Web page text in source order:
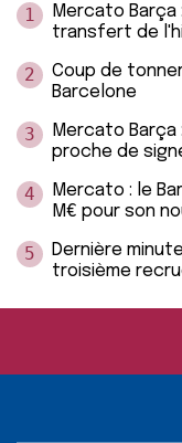
1
Mercato
transfert de
2
Coup de
Barcelone
3
Mercato
proche de
4
Mercato : le
M€ pour son
5
Dernière
troisième